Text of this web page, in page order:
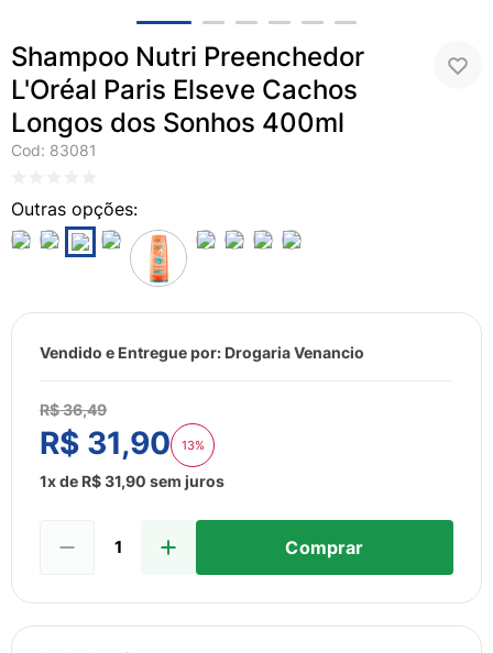
Shampoo Nutri Preenchedor
L'Oréal Paris Elseve Cachos
Longos dos Sonhos 400ml
Cod: 83081
Vendido e Entregue por: Drogaria Venancio
R$36,49
R$ 31,90 13%
1x de R$31,90 sem juros
Comprar
9
lenço umedecido
10º fralda